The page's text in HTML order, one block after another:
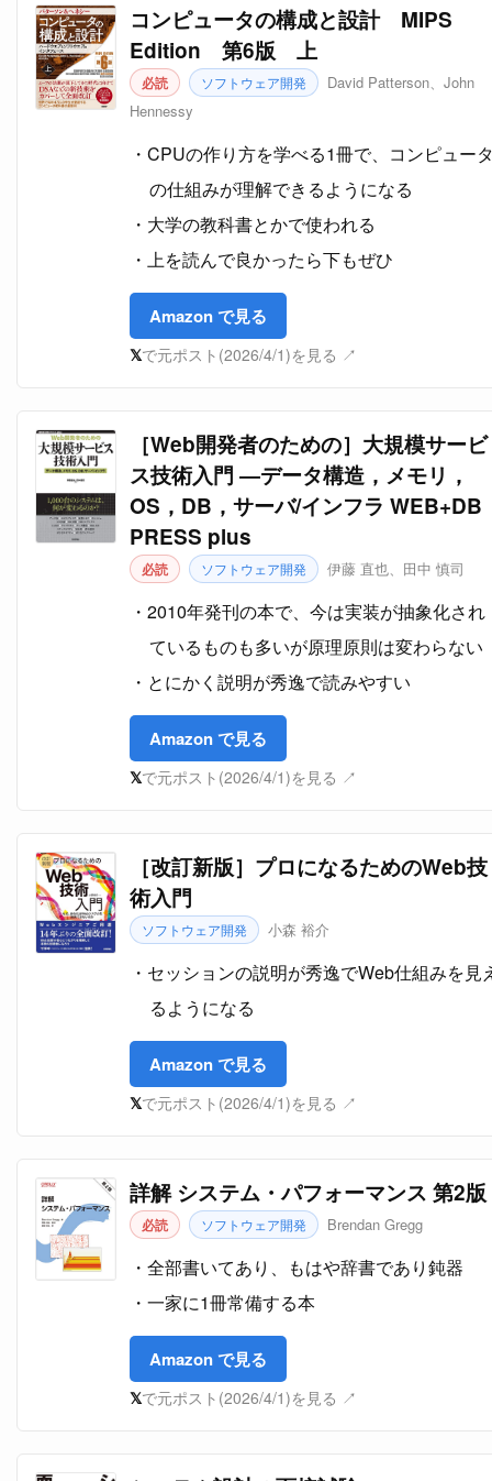
コンピュータの構成と設計 MIPS
Edition 第6版 上
必読 ソフトウェア開発
David Patterson、John
Hennessy
CPUの作り方を学べる1冊で、コンピュー
の仕組みが理解できるようになる
大学の教科書とかで使われる
上を読んで良かったら下もぜひ
Amazon で見る
𝕏で元ポスト(2026/4/1)を見る ↗
［Web開発者のための］大規模サービ
ス技術入門 ―データ構造，メモリ，
OS，DB，サーバ/インフラ WEB+DB
PRESS plus
必読 ソフトウェア開発 伊藤 直也、田中 慎司
2010年発刊の本で、今は実装が抽象化され
ているものも多いが原理原則は変わらない
とにかく説明が秀逸で読みやすい
Amazon で見る
𝕏で元ポスト(2026/4/1)を見る ↗
［改訂新版］プロになるためのWeb技
術入門
ソフトウェア開発 小森 裕介
セッションの説明が秀逸でWeb仕組みを見
るようになる
Amazon で見る
𝕏で元ポスト(2026/4/1)を見る ↗
詳解 システム・パフォーマンス 第2版
必読 ソフトウェア開発 Brendan Gregg
全部書いてあり、もはや辞書であり鈍器
一家に1冊常備する本
Amazon で見る
𝕏で元ポスト(2026/4/1)を見る ↗